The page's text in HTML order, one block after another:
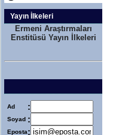
Yayın İlkeleri
Ermeni Araştırmaları
Enstitüsü Yayın İlkeleri
Ad :
Soyad :
Eposta: